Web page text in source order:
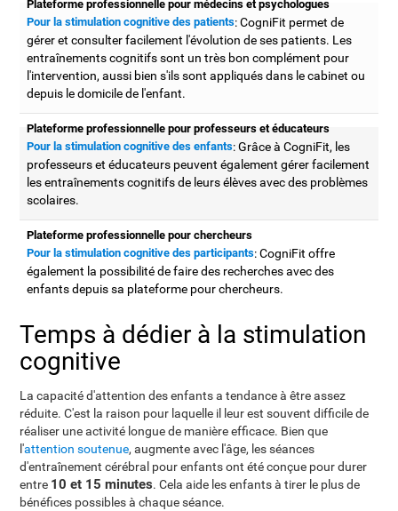
Plateforme professionnelle pour médecins et psychologues
Pour la stimulation cognitive des patients: CogniFit permet de
gérer et consulter facilement l'évolution de ses patients. Les
entraînements cognitifs sont un très bon complément pour
l'intervention, aussi bien s'ils sont appliqués dans le cabinet ou
depuis le domicile de l'enfant.
Plateforme professionnelle pour professeurs et éducateurs
Pour la stimulation cognitive des enfants: Grâce à CogniFit, les
professeurs et éducateurs peuvent également gérer facilement
les entraînements cognitifs de leurs élèves avec des problèmes
scolaires.
Plateforme professionnelle pour chercheurs
Pour la stimulation cognitive des participants: CogniFit offre
également la possibilité de faire des recherches avec des
enfants depuis sa plateforme pour chercheurs.
Temps à dédier à la stimulation
cognitive
La capacité d'attention des enfants a tendance à être assez
réduite. C'est la raison pour laquelle il leur est souvent difficile de
réaliser une activité longue de manière efficace. Bien que
l'attention soutenue, augmente avec l'âge, les séances
d'entraînement cérébral pour enfants ont été conçue pour durer
entre 10 et 15 minutes. Cela aide les enfants à tirer le plus de
bénéfices possibles à chaque séance.